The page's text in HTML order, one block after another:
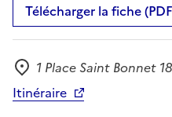
Télécharger la fiche
Adresse
1 Place Saint Bonnet
Itinéraire